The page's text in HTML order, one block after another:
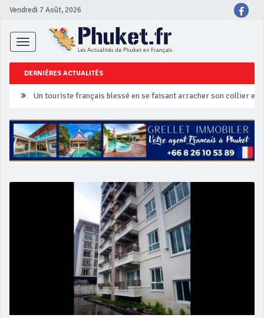
Vendredi 7 Août, 2026
Toggle
navigation
DERNIÈRES ACTUALITÉS
Un touriste français blessé en se faisant arracher son collier en
Phuket Peranakan Festival
‘Phuket Eye’ assurera la sécurité pendant Songkran
Campagne de sécurité routière ‘Seven Days of Danger’ de